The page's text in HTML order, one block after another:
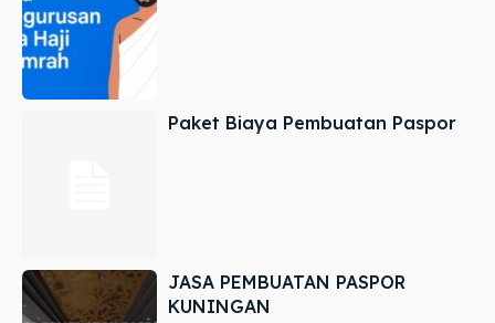
Paket Biaya Pembuatan Paspor
JASA PEMBUATAN PASPOR
KUNINGAN